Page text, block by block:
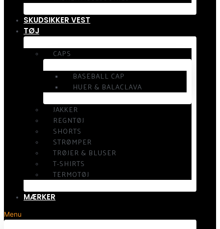
SKUDSIKKER VEST
TØJ
CAPS
BASEBALL CAP
HUER & BALACLAVA
JAKKER
REGNTØJ
SHORTS
STRØMPER
TRØJER & BLUSER
T-SHIRTS
TERMOTØJ
MÆRKER
Menu